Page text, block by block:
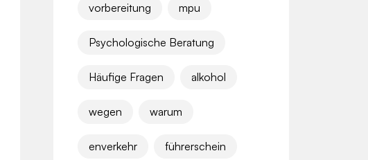
vorbereitung mpu
Psychologische Beratung
Häufige Fragen alkohol
wegen warum
enverkehr führerschein